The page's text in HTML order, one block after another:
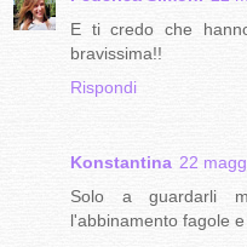
E ti credo che
bravissima!!
Rispondi
Konstantina 22
Solo a guardarli
l'abbinamento fagole